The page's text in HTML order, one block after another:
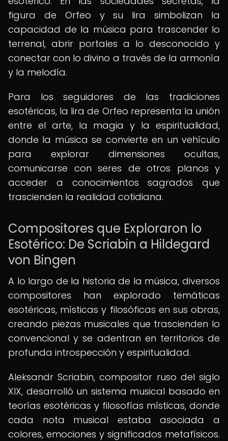
figura de Orfeo y su lira simbolizan la
capacidad de la música para trascender lo
terrenal, abrir portales a lo desconocido y
conectar con lo divino a través de la armonía
y la melodía.
Para los seguidores de las tradiciones
esotéricas, la lira de Orfeo representa la unión
entre el arte, la magia y la espiritualidad,
donde la música se convierte en un vehículo
para explorar dimensiones ocultas,
comunicarse con seres de otros planos y
acceder a conocimientos sagrados que
trascienden la realidad cotidiana.
Compositores que Exploraron lo
Esotérico: De Scriabin a Hildegard
von Bingen
A lo largo de la historia de la música, diversos
compositores han explorado temáticas
esotéricas, místicas y filosóficas en sus obras,
creando piezas musicales que trascienden lo
convencional y se adentran en territorios de
profunda introspección y espiritualidad.
Aleksandr Scriabin, compositor ruso del siglo
XIX, desarrolló un sistema musical basado en
teorías esotéricas y filosofías místicas, donde
cada nota musical estaba asociada a
colores, emociones y significados metafísicos.